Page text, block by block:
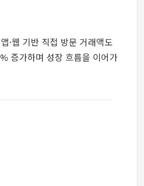
·웹 기반 직접 방문 거래액도
증가하며 성장 흐름을 이어가